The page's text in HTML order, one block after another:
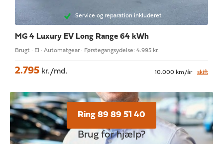
Service og reparation inkluderet
MG 4 Luxury EV Long Range 64 kWh
Brugt · El · Automatgear · Førstegangsydelse: 4.995 kr.
2.795 kr./md. 10.000 km/år skift
Ring 89 89 51 40
Brug for hjælp?